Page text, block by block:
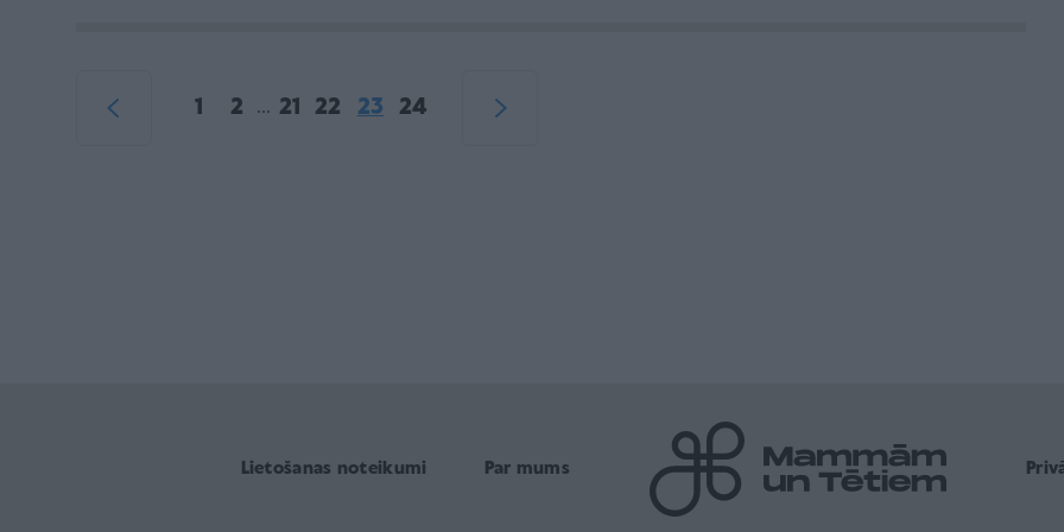
1 2 ... 21 22 23 24
Lietošanas noteikumi Par mums